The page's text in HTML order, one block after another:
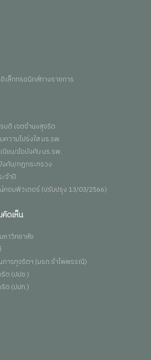
เล็กทรอนิกส์ทางราชการ
ดี เจตจำนงสุจริต
วามโปร่งใส มร.รพ.
บียบ/ข้อบังคับ มร.รพ.
คับ/กฏกระทรวง
จำปี
อมพิวเตอร์ (ปรับปรุง 13/03/2566)
ดเห็น
หาวิทยาลัย
การทุจริตฯ (มรภ.รำไพพรรณี)
ต (ปปช.)
ต (ปปท.)